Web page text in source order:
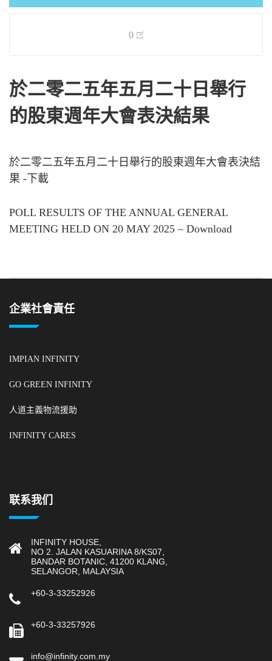
0
於二零二五年五月二十日舉行
的股東週年大會表決結果
於二零二五年五月二十日舉行的股東週年大會表決結
果 -下載
POLL RESULTS OF THE ANNUAL GENERAL
MEETING HELD ON 20 MAY 2025 – Download
企業社會責任
IMPIAN INFINITY
GO GREEN INFINITY
人道主義物流援助
INFINITY CARES
联系我们
INFINITY HOUSE,
NO 2. JALAN KASUARINA 8/KS07,
BANDAR BOTANIC, 41200 KLANG,
SELANGOR, MALAYSIA
+60-3-33252926
+60-3-33257926
info@infinity.com.my